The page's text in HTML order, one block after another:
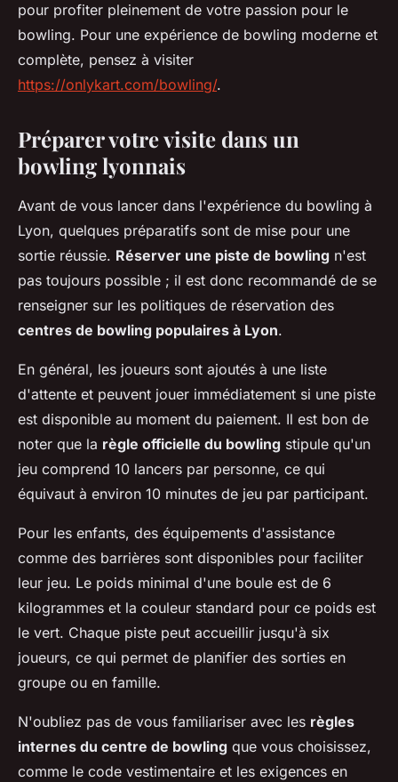
pour profiter pleinement de votre passion pour le
bowling. Pour une expérience de bowling moderne et
complète, pensez à visiter
https://onlykart.com/bowling/.
Préparer votre visite dans un
bowling lyonnais
Avant de vous lancer dans l'expérience du bowling à
Lyon, quelques préparatifs sont de mise pour une
sortie réussie. Réserver une piste de bowling n'est
pas toujours possible ; il est donc recommandé de se
renseigner sur les politiques de réservation des
centres de bowling populaires à Lyon.
En général, les joueurs sont ajoutés à une liste
d'attente et peuvent jouer immédiatement si une piste
est disponible au moment du paiement. Il est bon de
noter que la règle officielle du bowling stipule qu'un
jeu comprend 10 lancers par personne, ce qui
équivaut à environ 10 minutes de jeu par participant.
Pour les enfants, des équipements d'assistance
comme des barrières sont disponibles pour faciliter
leur jeu. Le poids minimal d'une boule est de 6
kilogrammes et la couleur standard pour ce poids est
le vert. Chaque piste peut accueillir jusqu'à six
joueurs, ce qui permet de planifier des sorties en
groupe ou en famille.
N'oubliez pas de vous familiariser avec les règles
internes du centre de bowling que vous choisissez,
comme le code vestimentaire et les exigences en